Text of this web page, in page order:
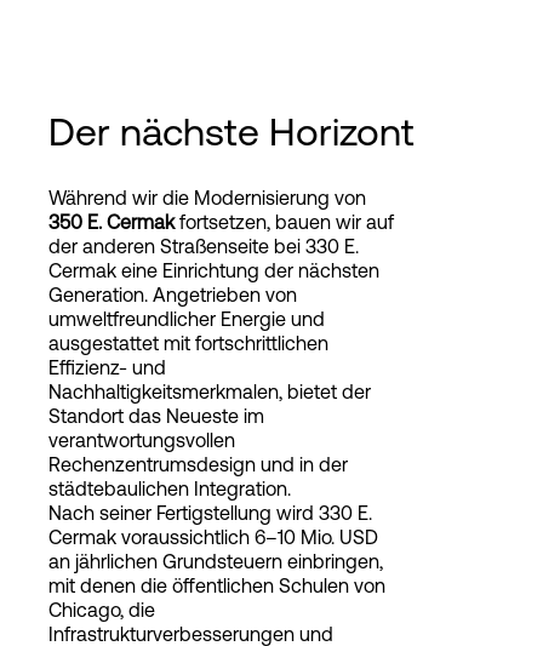
Der nächste Horizont
Während wir die Modernisierung von
350 E. Cermakfortsetzen, bauen wir auf
der anderen Straßenseite bei 330 E.
Cermak eine Einrichtung der nächsten
Generation. Angetrieben von
umweltfreundlicher Energie und
ausgestattet mit fortschrittlichen
Effizienz- und
Nachhaltigkeitsmerkmalen, bietet der
Standort das Neueste im
verantwortungsvollen
Rechenzentrumsdesign und in der
städtebaulichen Integration.
Nach seiner Fertigstellung wird 330 E.
Cermak voraussichtlich 6–10 Mio. USD
an jährlichen Grundsteuern einbringen,
mit denen die öffentlichen Schulen von
Chicago, die
Infrastrukturverbesserungen und